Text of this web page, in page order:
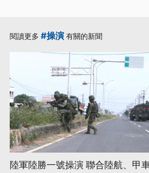
閱讀更多 #操演 有關的新聞
陸軍陸勝一號操演 聯合陸航、甲